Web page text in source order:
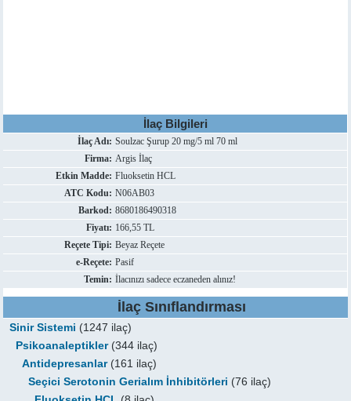
İlaç Bilgileri
İlaç Adı: Soulzac Şurup 20 mg/5 ml 70 ml
Firma: Argis İlaç
Etkin Madde: Fluoksetin HCL
ATC Kodu: N06AB03
Barkod: 8680186490318
Fiyatı: 166,55 TL
Reçete Tipi: Beyaz Reçete
e-Reçete: Pasif
Temin: İlacınızı sadece eczaneden alınız!
İlaç Sınıflandırması
Sinir Sistemi (1247 ilaç)
Psikoanaleptikler(344 ilaç)
Antidepresanlar(161 ilaç)
Seçici Serotonin Gerialım İnhibitörleri (76 ilaç)